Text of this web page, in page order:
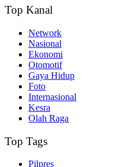
Top Kanal
Network
Nasional
Ekonomi
Otomotif
Gaya Hidup
Foto
Internasional
Kesra
Olah Raga
Top Tags
Pilpres